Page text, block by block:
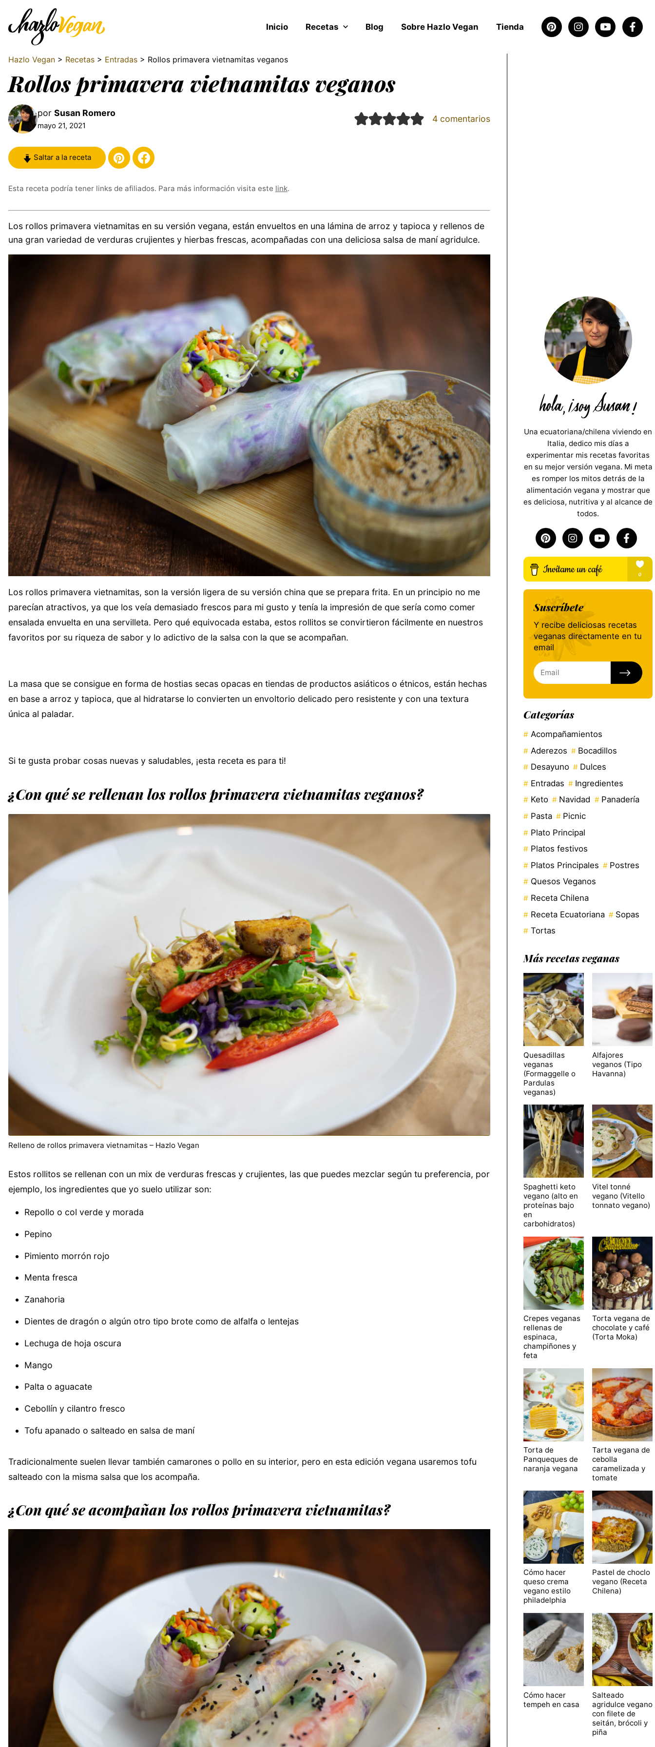
Inicio Recetas Blog Sobre Hazlo Vegan Tienda
Hazlo Vegan> Recetas> Entradas> Rollos primavera vietnamitas veganos
Rollos primavera vietnamitas veganos
por Susan Romero
mayo 21, 2021
4 comentarios
Saltar a la receta
Esta receta podría tener links de afiliados. Para más información visita este link.
Los rollos primavera vietnamitas en su versión vegana, están envueltos en una lámina de arroz y tapioca y rellenos de
una gran variedad de verduras crujientes y hierbas frescas, acompañadas con una deliciosa salsa de maní agridulce.
Los rollos primavera vietnamitas, son la versión ligera de su versión china que se prepara frita. En un principio no me
parecían atractivos, ya que los veía demasiado frescos para mi gusto y tenía la impresión de que sería como comer
ensalada envuelta en una servilleta. Pero qué equivocada estaba, estos rollitos se convirtieron fácilmente en nuestros
favoritos por su riqueza de sabor y lo adictivo de la salsa con la que se acompañan.
La masa que se consigue en forma de hostias secas opacas en tiendas de productos asiáticos o étnicos, están hechas
en base a arroz y tapioca, que al hidratarse lo convierten un envoltorio delicado pero resistente y con una textura
única al paladar.
Si te gusta probar cosas nuevas y saludables, ¡esta receta es para ti!
¿Con qué se rellenan los rollos primavera vietnamitas veganos?
Relleno de rollos primavera vietnamitas – Hazlo Vegan
Estos rollitos se rellenan con un mix de verduras frescas y crujientes, las que puedes mezclar según tu preferencia, por
ejemplo, los ingredientes que yo suelo utilizar son:
Repollo o col verde y morada
Pepino
Pimiento morrón rojo
Menta fresca
Zanahoria
Dientes de dragón o algún otro tipo brote como de alfalfa o lentejas
Lechuga de hoja oscura
Mango
Palta o aguacate
Cebollín y cilantro fresco
Tofu apanado o salteado en salsa de maní
Tradicionalmente suelen llevar también camarones o pollo en su interior, pero en esta edición vegana usaremos tofu
salteado con la misma salsa que los acompaña.
¿Con qué se acompañan los rollos primavera vietnamitas?
Una ecuatoriana/chilena viviendo en
Italia, dedico mis días a
experimentar mis recetas favoritas
en su mejor versión vegana. Mi meta
es romper los mitos detrás de la
alimentación vegana y mostrar que
es deliciosa, nutritiva y al alcance de
todos.
Suscríbete
Y recibe deliciosas recetas
veganas directamente en tu
email
Categorías
Acompañamientos
Aderezos
Bocadillos
Desayuno
Dulces
Entradas
Ingredientes
Keto
Navidad
Panadería
Pasta
Picnic
Plato Principal
Platos festivos
Platos Principales
Postres
Quesos Veganos
Receta Chilena
Receta Ecuatoriana
Sopas
Tortas
Más recetas veganas
Quesadillas
veganas
(Formaggelle o
Pardulas
veganas)
Alfajores
veganos (Tipo
Havanna)
Spaghetti keto
vegano (alto en
proteínas bajo
en
carbohidratos)
Vitel tonné
vegano (Vitello
tonnato vegano)
Crepes veganas
rellenas de
espinaca,
champiñones y
feta
Torta vegana de
chocolate y café
(Torta Moka)
Torta de
Panqueques de
naranja vegana
Tarta vegana de
cebolla
caramelizada y
tomate
Cómo hacer
queso crema
vegano estilo
philadelphia
Pastel de choclo
vegano (Receta
Chilena)
Cómo hacer
tempeh en casa
Salteado
agridulce vegano
con filete de
seitán, brócoli y
piña